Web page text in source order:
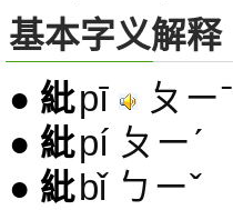
基本字义解释
● 紕pī ㄆㄧˉ
● 紕pí ㄆㄧˊ
● 紕bǐ ㄅㄧˇ